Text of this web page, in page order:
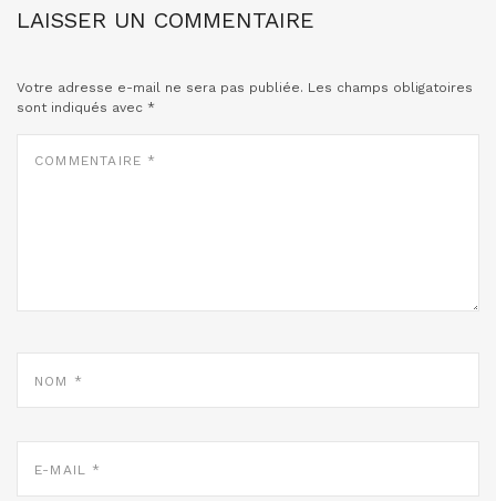
LAISSER UN COMMENTAIRE
Votre adresse e-mail ne sera pas publiée. Les champs obligatoires
sont indiqués avec *
MAIL